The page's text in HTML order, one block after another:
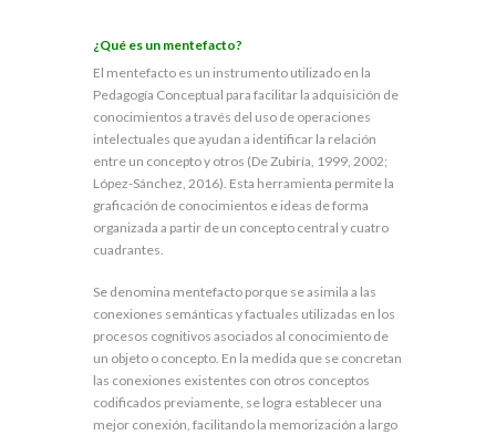
¿Qué es un mentefacto?
El mentefacto es un instrumento utilizado en la
Pedagogía Conceptual para facilitar la adquisición de
conocimientos a través del uso de operaciones
intelectuales que ayudan a identificar la relación
entre un concepto y otros (De Zubiría, 1999, 2002;
López-Sánchez, 2016). Esta herramienta permite la
graficación de conocimientos e ideas de forma
organizada a partir de un concepto central y cuatro
cuadrantes.
Se denomina mentefacto porque se asimila a las
conexiones semánticas y factuales utilizadas en los
procesos cognitivos asociados al conocimiento de
un objeto o concepto. En la medida que se concretan
las conexiones existentes con otros conceptos
codificados previamente, se logra establecer una
mejor conexión, facilitando la memorización a largo